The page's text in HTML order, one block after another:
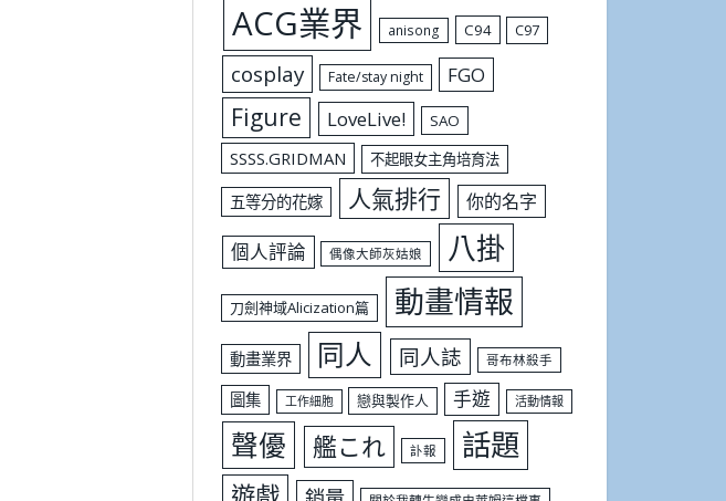
ACG業界 anisong C94 C97
cosplay Fate/stay night FGO
Figure LoveLive! SAO
SSSS.GRIDMAN 不起眼女主角培育法
五等分的花嫁 人氣排行 你的名字
個人評論 偶像大師灰姑娘 八掛
刀劍神域Alicization篇 動畫情報
動畫業界 同人 同人誌 哥布林殺手
圖集 工作細胞 戀與製作人 手遊 活動情報
聲優 艦これ 訃報 話題